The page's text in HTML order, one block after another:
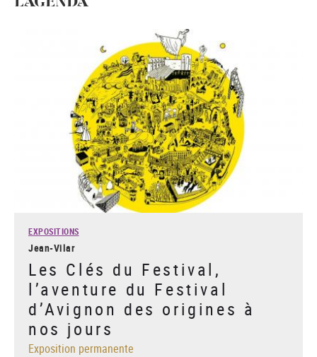
EXPOSITIONS
Jean-Vilar
Les Clés du Festival,
l’aventure du Festival
d’Avignon des origines à
nos jours
Exposition permanente